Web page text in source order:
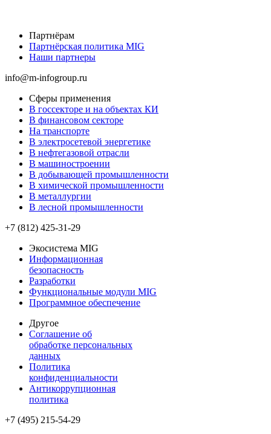
Партнёрам
Партнёрская политика MIG
Наши партнеры
info@m-infogroup.ru
Сферы применения
В госсекторе и на объектах КИ
В финансовом секторе
На транспорте
В электросетевой энергетике
В нефтегазовой отрасли
В машиностроении
В добывающей промышленности
В химической промышленности
В металлургии
В лесной промышленности
+7 (812) 425-31-29
Экосистема MIG
Информационная
безопасность
Разработки
Функциональные модули MIG
Программное обеспечение
Другое
Соглашение об
обработке персональных
данных
Политика
конфиденциальности
Антикоррупционная
политика
+7 (495) 215-54-29